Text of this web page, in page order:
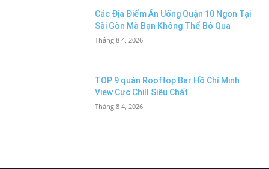
Các Địa Điểm Ăn Uống Quận 10 Ngon Tại
Sài Gòn Mà Bạn Không Thể Bỏ Qua
Tháng 8 4, 2026
TOP 9 quán Rooftop Bar Hồ Chí Minh
View Cực Chill Siêu Chất
Tháng 8 4, 2026